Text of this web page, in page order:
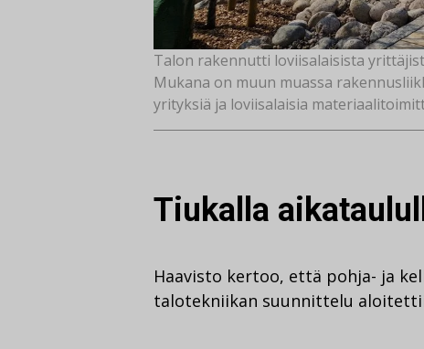
Talon rakennutti loviisalaisista
Mukana on muun muassa
yrityksiä ja loviisalaisia
Tiukalla
Haavisto kertoo, että pohja- ja
talotekniikan suunnittelu